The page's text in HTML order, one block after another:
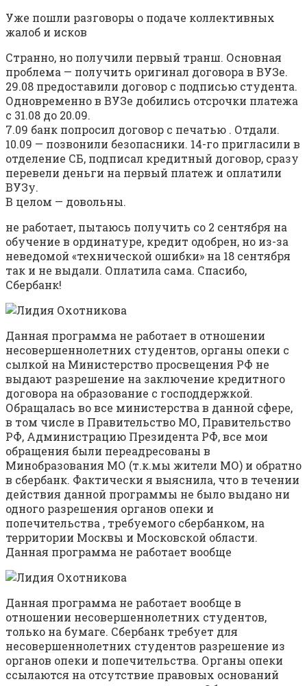
Уже пошли разговоры о подаче коллективных
жалоб и исков
Странно, но получили первый транш. Основная
проблема — получить оригинал договора в ВУЗе.
29.08 предоставили договор с подписью студента.
Одновременно в ВУЗе добились отсрочки платежа
с 31.08 до 20.09.
7.09 банк попросил договор с печатью . Отдали.
10.09 — позвонили безопасники. 14-го пригласили в
отделение СБ, подписал кредитный договор, сразу
перевели деньги на первый платеж и оплатили
ВУЗу.
В целом — довольны.
не работает, пытаюсь получить со 2 сентября на
обучение в ординатуре, кредит одобрен, но из-за
неведомой «технической ошибки» на 18 сентября
так и не выдали. Оплатила сама. Спасибо,
Сбербанк!
Данная программа не работает в отношении
несовершеннолетних студентов, органы опеки с
сылкой на Министерство просвещения РФ не
выдают разрешение на заключение кредитного
договора на образование с господдержкой.
Обращалась во все министерства в данной сфере,
в том числе в Правительство МО, Правительство
РФ, Администрацию Президента РФ, все мои
обращения были переадресованы в
Минобразования МО (т.к.мы жители МО) и обратно
в сбербанк. Фактически я выяснила, что в течении
действия данной программы не было выдано ни
одного разрешения органов опеки и
попечительства , требуемого сбербанком, на
территории Москвы и Московской области.
Данная программа не работает вообще
Данная программа не работает вообще в
отношении несовершеннолетних студентов,
только на бумаге. Сбербанк требует для
несовершеннолетних студентов разрешение из
органов опеки и попечительства. Органы опеки
ссылаются на отсутствие правовых оснований